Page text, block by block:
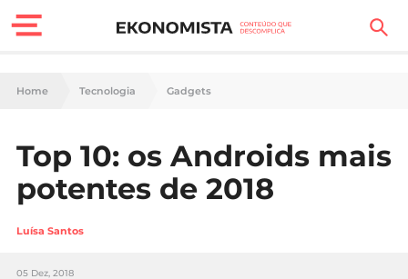
Finanças Pessoais
Carreira
Casa
Home Tecnologia Gadgets
Top 10: os Androids mais
potentes de 2018
Luísa Santos
05 Dez, 2018